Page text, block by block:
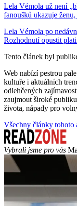
Lela Vémola už není
fanoušků ukazuje
Lela Vémola po
Rozhodnutí opustit
Tento článek byl
Web nabízí pestrou
kultuře i aktuálních
odlehčených
zaujmout široké
života, nápady pro
Všechny články tohoto
Vybrali jsme pro vás